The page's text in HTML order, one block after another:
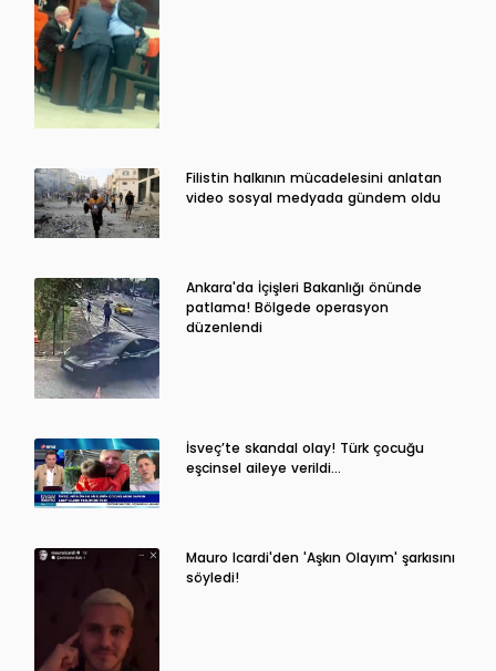
Filistin halkının mücadelesini anlatan
video sosyal medyada gündem oldu
Ankara'da İçişleri Bakanlığı önünde
patlama! Bölgede operasyon
düzenlendi
İsveç’te skandal olay! Türk çocuğu
eşcinsel aileye verildi…
Mauro Icardi'den 'Aşkın Olayım' şarkısını
söyledi!